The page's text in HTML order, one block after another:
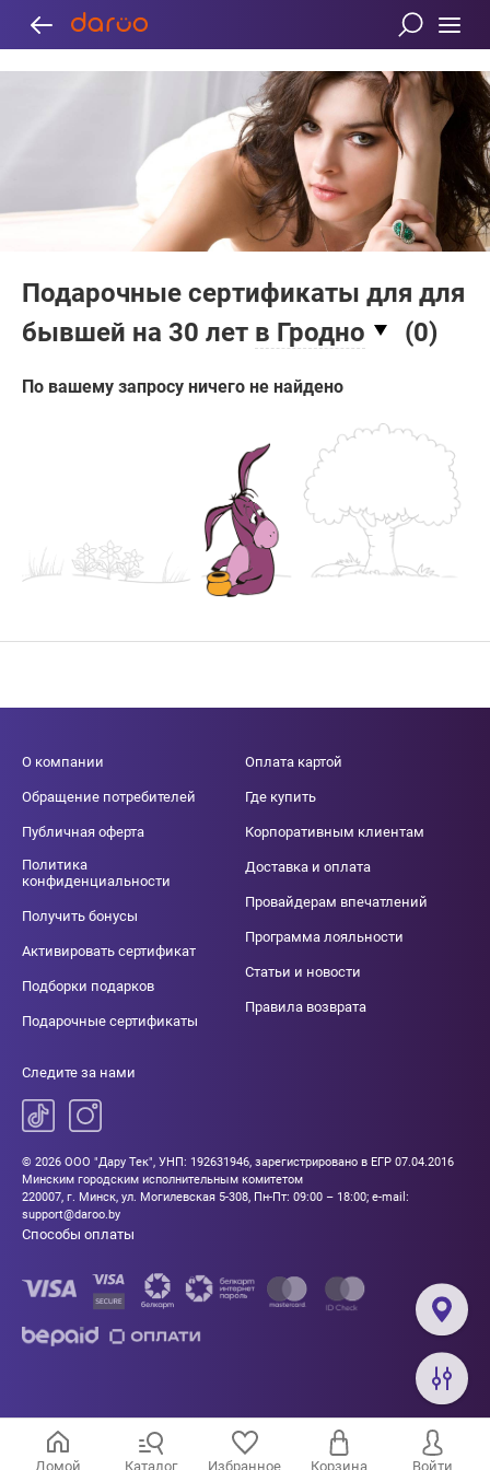
Подарочные сертификаты для для
бывшей на 30 лет в Гродно (0)
По вашему запросу ничего не найдено
О компании
Обращение потребителей
Публичная оферта
Политика
конфиденциальности
Получить бонусы
Активировать сертификат
Подборки подарков
Подарочные сертификаты
Оплата картой
Где купить
Корпоративным клиентам
Доставка и оплата
Провайдерам впечатлений
Программа лояльности
Статьи и новости
Правила возврата
Следите за нами
© 2026 ООО "Дару Тек", УНП: 192631946, зарегистрировано в ЕГР 07.04.2016
Минским городским исполнительным комитетом
220007, г. Минск, ул. Могилевская 5-308, Пн-Пт: 09:00 – 18:00; e-mail:
support@daroo.by
Способы оплаты
Домой Каталог Избранное Корзина Войти